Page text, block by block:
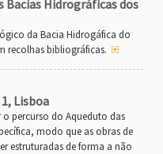
Bacias Hidrográficas dos
da Bacia Hidrogáfica do
recolhas bibliográficas.
Lisboa
percurso do Aqueduto das
modo que as obras de
estruturadas de forma a não